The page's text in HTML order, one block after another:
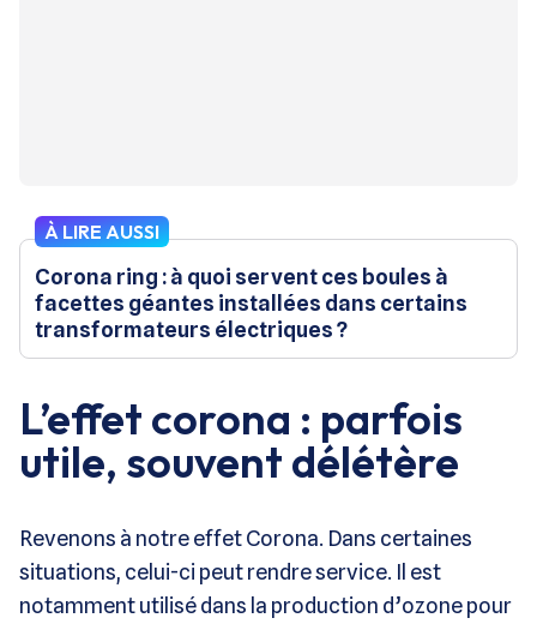
À LIRE AUSSI
Corona ring : à quoi servent ces boules à
facettes géantes installées dans certains
transformateurs électriques ?
L’effet corona : parfois
utile, souvent délétère
Revenons à notre effet Corona. Dans certaines
situations, celui-ci peut rendre service. Il est
notamment utilisé dans la production d’ozone pour